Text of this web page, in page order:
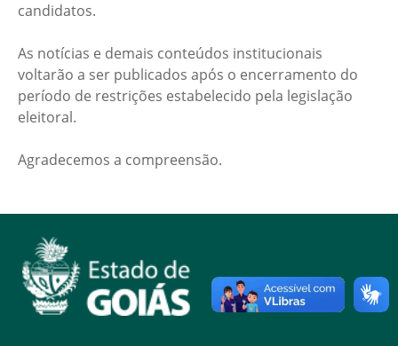
candidatos.
As notícias e demais conteúdos institucionais
voltarão a ser publicados após o encerramento do
período de restrições estabelecido pela legislação
eleitoral.
Agradecemos a compreensão.